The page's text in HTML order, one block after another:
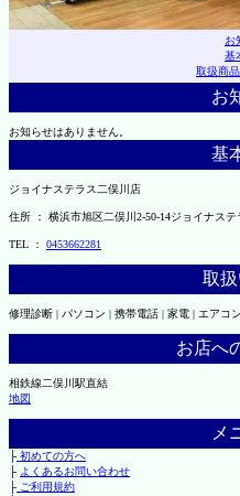
お
基
取扱商品
お
お知らせはありません。
基
ジョイナステラス二俣川店
住所 ： 横浜市旭区二俣川2-50-14ジョイナス
TEL ： 0453662281
取
修理診断 | パソコン | 携帯電話 | 家電 | エアコ
お店へ
相鉄線二俣川駅直結
地図
メ
├初めての方へ
├ よくあるお問い合わせ
├ご利用規約